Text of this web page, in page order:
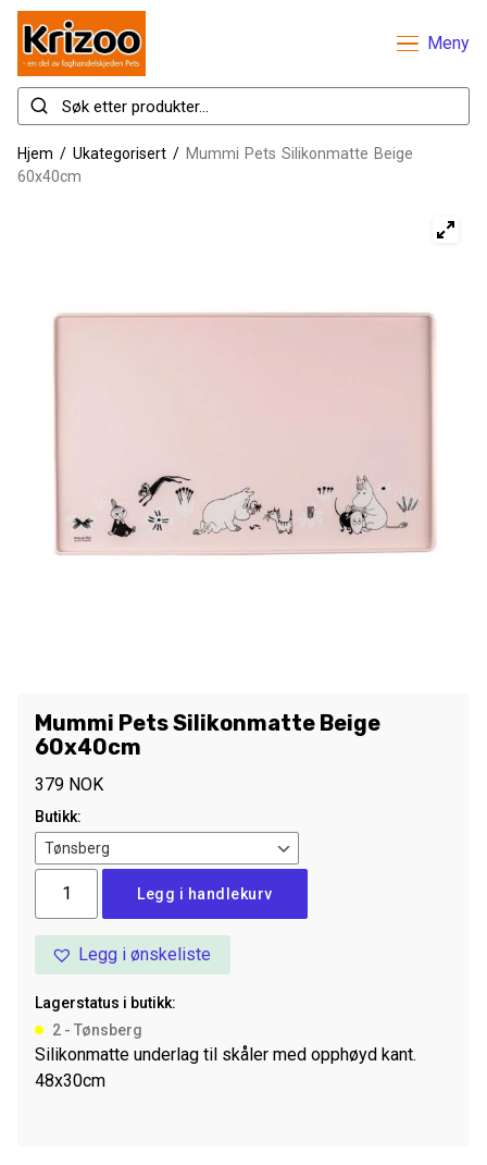
Meny
Hjem / Ukategorisert / Mummi Pets Silikonmatte Beige
60x40cm
Mummi Pets Silikonmatte Beige
60x40cm
379 NOK
Butikk:
Pets
Silikonmatte
Beige
antall
Legg i handlekurv
Legg i ønskeliste
Lagerstatus i butikk:
2 - Tønsberg
Silikonmatte underlag til skåler med opphøyd kant.
48x30cm